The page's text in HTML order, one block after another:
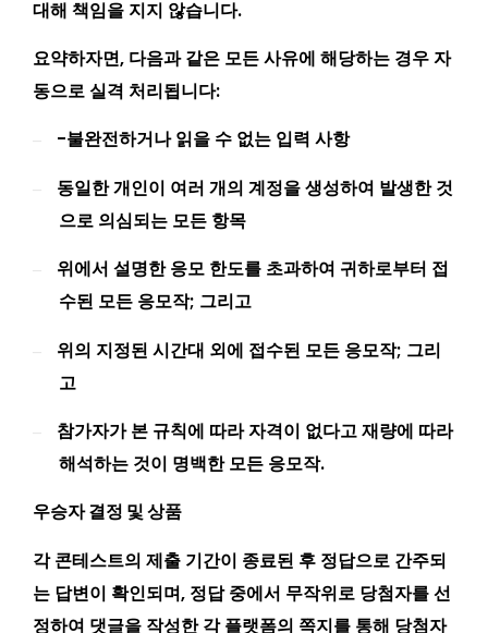
대해 책임을 지지 않습니다.
요약하자면, 다음과 같은 모든 사유에 해당하는 경우 자
동으로 실격 처리됩니다:
– -불완전하거나 읽을 수 없는 입력 사항
–
동일한 개인이 여러 개의 계정을 생성하여 발생한 것
으로 의심되는 모든 항목
–
위에서 설명한 응모 한도를 초과하여 귀하로부터 접
수된 모든 응모작; 그리고
–
위의 지정된 시간대 외에 접수된 모든 응모작; 그리
고
–
참가자가 본 규칙에 따라 자격이 없다고 재량에 따라
해석하는 것이 명백한 모든 응모작.
우승자 결정 및 상품
각 콘테스트의 제출 기간이 종료된 후 정답으로 간주되
는 답변이 확인되며, 정답 중에서 무작위로 당첨자를 선
정하여 댓글을 작성한 각 플랫폼의 쪽지를 통해 당첨자